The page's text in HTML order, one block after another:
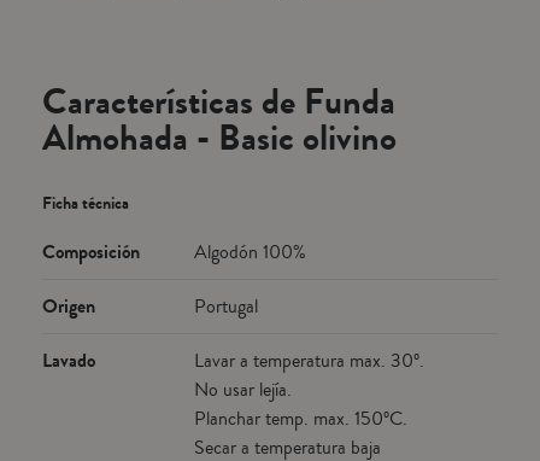
Características de Funda
Almohada - Basic olivino
Ficha técnica
Composición Algodón 100%
Origen Portugal
Lavado
Lavar a temperatura max. 30º.
No usar lejía.
Planchar temp. max. 150ºC.
Secar a temperatura baja